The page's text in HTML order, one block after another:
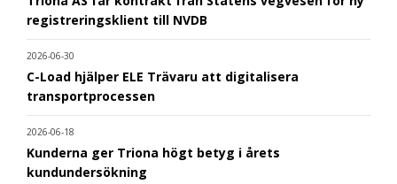
registreringsklient till NVDB
2026-06-30
C-Load hjälper ELE Trävaru att digitalisera
transportprocessen
2026-06-18
Kunderna ger Triona högt betyg i årets
kundundersökning